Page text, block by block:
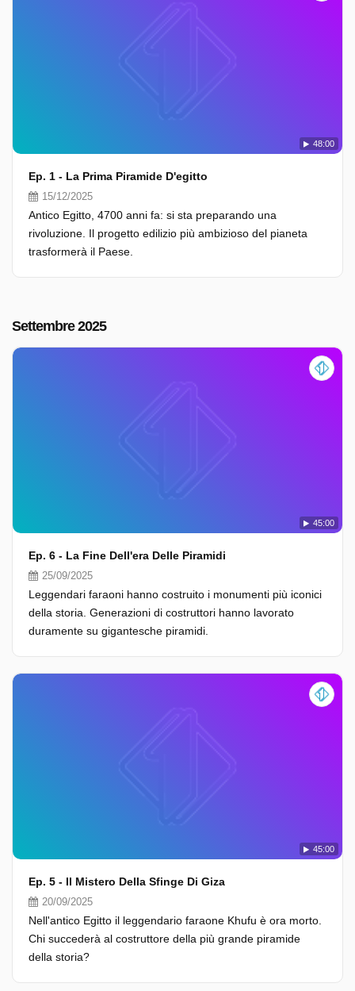
48:00
Ep. 1 - La Prima Piramide D'egitto
15/12/2025
Antico Egitto, 4700 anni fa: si sta preparando una
rivoluzione. Il progetto edilizio più ambizioso del pianeta
trasformerà il Paese.
Settembre 2025
45:00
Ep. 6 - La Fine Dell'era Delle Piramidi
25/09/2025
Leggendari faraoni hanno costruito i monumenti più iconici
della storia. Generazioni di costruttori hanno lavorato
duramente su gigantesche piramidi.
45:00
Ep. 5 - Il Mistero Della Sfinge Di Giza
20/09/2025
Nell'antico Egitto il leggendario faraone Khufu è ora morto.
Chi succederà al costruttore della più grande piramide
della storia?